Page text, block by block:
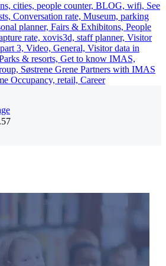
cities, people counter, BLOG, wifi, See
Conversation rate, Museum, parking
planner, Fairs & Exhibitons, People
rate, xovis3d, staff planner, Visitor
3, Video, General, Visitor data in
& resorts, Get to know IMAS,
Søstrene Grene Partners with IMAS
Occupancy, retail, Career